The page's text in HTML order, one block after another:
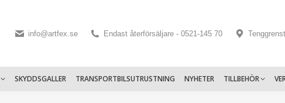
info@artfex.se Endast återförsäljare - 0521-145 70
SKYDDSGALLER TRANSPORTBILSUTRUSTNING NYHETER TILLBEHÖR